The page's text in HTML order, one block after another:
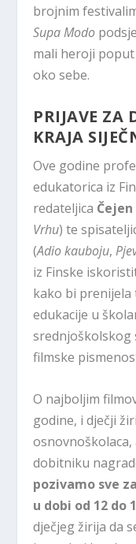
brojnim
Supa Modo
mali heroji
oko sebe.
PRIJAVE ZA
KRAJA
Ove godine
edukatorica iz
redateljica
Vrhu) te
(Adio kauboju,
iz Finske
kako bi prenijela
edukacije u
srednjoškolskog
filmske
O najboljim
godine, i dječji
dobitniku
pozivamo sve
u dobi od 12 do
dječjeg žirija da